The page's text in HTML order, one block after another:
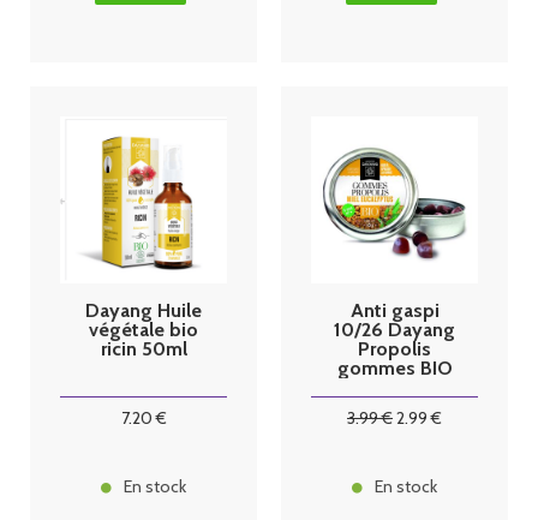
Dayang Huile
végétale bio
ricin 50ml
7.20€
En stock
Anti gaspi
10/26 Dayang
Propolis
gommes BIO
3.99€2.99 €
En stock